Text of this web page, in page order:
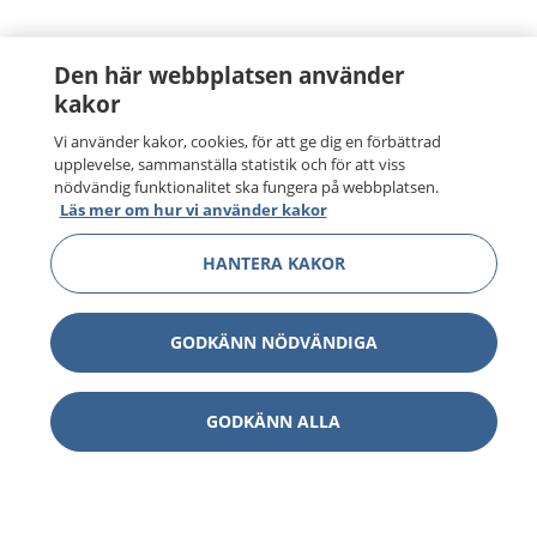
Den här webbplatsen använder
kakor
Vi använder kakor, cookies, för att ge dig en förbättrad
upplevelse, sammanställa statistik och för att viss
nödvändig funktionalitet ska fungera på webbplatsen.
Läs mer om hur vi använder kakor
HANTERA KAKOR
GODKÄNN NÖDVÄNDIGA
GODKÄNN ALLA